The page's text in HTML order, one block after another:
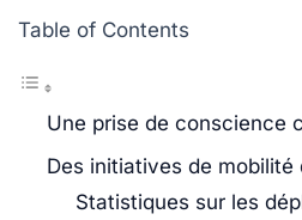
Table of Contents
Une prise de conscience
Des initiatives de mobilité
Statistiques sur les